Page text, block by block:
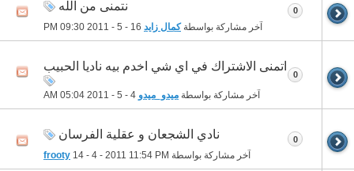
نتمنى من الله
آخر مشاركة بواسطةكمال زايد 09:30 PM
0
اتمنى الاشتراك في اي شي اخدم بيه ناديا الحبيب
آخر مشاركة بواسطة ميدو_ميدو 05:04 AM
0
نادي الشجعان و عقلية الفرسان
آخر مشاركة بواسطة frooty 14 - 4 - 2011 11:54 PM
0